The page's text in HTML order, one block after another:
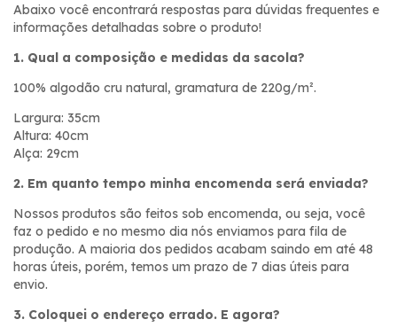
Abaixo você encontrará respostas para dúvidas frequentes e
informações detalhadas sobre o produto!
1. Qual a composição e medidas da sacola?
100% algodão cru natural, gramatura de 220g/m².
Largura: 35cm
Altura: 40cm
Alça: 29cm
2. Em quanto tempo minha encomenda será enviada?
Nossos produtos são feitos sob encomenda, ou seja, você
faz o pedido e no mesmo dia nós enviamos para fila de
produção. A maioria dos pedidos acabam saindo em até 48
horas úteis, porém, temos um prazo de 7 dias úteis para
envio.
3. Coloquei o endereço errado. E agora?